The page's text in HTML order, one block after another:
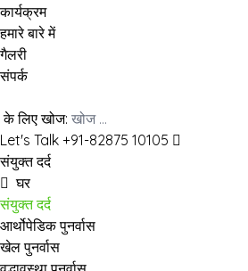
कार्यक्रम
हमारे बारे में
गैलरी
संपर्क
के लिए खोज:
Let's Talk +91-82875 10105
संयुक्त दर्द
घर
संयुक्त दर्द
आर्थोपेडिक पुनर्वास
खेल पुनर्वास